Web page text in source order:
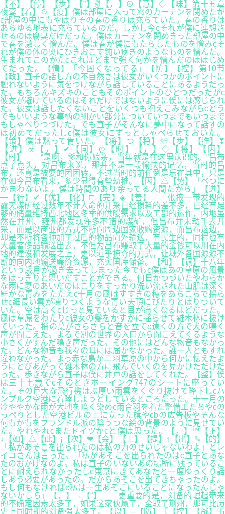
【不】【停】【步】【”】✌【，】☮【意】◇【味】第十五章
夜莺【着】☉【疫】僕は部屋に入って窓のカーテンを閉めたが
c部屋の中にもやはりその春の香りは充ちていた。春の香りは
あらゆる地表に充ちているのだ。しかし今cそれが僕に連想さ
せるのは腐臭だけだった。僕はカーテンを閉めきった部屋の中
で春を激しく憎んだ。僕は春が僕にもたらしたものを憎みcそ
れが僕の体の奥にひきおこす鈍い疼きのようなものを憎んだ。
生まれてこのかたcこれほどまで強く何かを憎んだのははじめ
てだった。【情】「今固くなってる」【防】【控】第10节
【政】直子の話し方の不自然さは彼女がいくつかのポイントに
触れないように気をつけながら話していることにあるようだっ
た。もちろんキズキのこともそのポイントのひとつだったがc
彼女が避けているのはそれだけではないように僕には感じられ
た。彼女は話したくないことをいくつも抱えこみながらcどう
でもいいような事柄の細かい部分についていつまでもいつまで
もしゃべりつづけた。でも直子がそんなに夢中になって話すの
は初めてだったしc僕は彼女にずっとしゃべらせておいた。
【策】僕は黙って肯いた。【将】つ【稳】☏【步】【推】❣
【进】☣【，】✔【同】ღ【时】【，】◇【将】【因】
【时】 “是啊，爹和你娘亲，当年就是在这里认识的。”吕布
点了点头，对吕布来说，那并不是一段愉快的记忆，当时的吕
布，还真是被耍的团团转，不过当时的前任倒是乐在其中，只是
在如今吕布看来，多少显得有些幼稚。【因】△【势】「べつに
かまわないよ。僕は時間のあり余ってる人間だから」【进】
━【行】✔【优】【化】□【完】◈【善】 张掖一带发现的
露天煤矿经过数年不计人命的开采已经损耗的差不多，已经有足
够的储量维持西北地区冬季的供暖需求以及工部的运作，内地虽
然在并州、雍州都发现许多不错的煤矿，但吕布并未动手去开
采，而是以商业的方式不断向周边国家收购资源，而吕布这边，
却是不断将各种加工过后的物品向外输送，有民生的，同样也有
大量奢侈品输送出去，不但为吕布赚取了大量的金钱可以用在内
地的建设和发展之上，更以近乎掠夺的方式，让域外各国源源不
断的向内地输送廉价资源，充实国库储备。【和】【调】十八年
という歳月が過ぎ去ってしまった今でもc僕はあの草原の風景
をはっきりと思いだすことができる。何日かつづいたやわらか
な雨に夏のあいだのほこりをすっかり洗い流された山肌は深く
鮮かな青みをたたえc十月の風はすすきの穂をあちこちで揺ら
せc細長い雲が凍りつくような青い天頂にぴたりとはりついて
いた。空は高くcじっと見ていると目が痛くなるほどだった。
風は草原をわたりc彼女の髪をかすかに揺らせて雑木林に抜け
ていった。梢の葉がさらさらと音を立てc遠くの方で犬の鳴く
声が聞こえた。まるで別の世界の入口から聞こえてくるような
小さくかすんだ鳴き声だった。その他にはどんな物音もなかっ
た。どんな物音も我々の耳には届かなかった。誰一人ともすれ
違わなかった。まっ赤な鳥が二羽草原の中から何かに怯えたよ
うにとびあがって雑木林の方に飛んでいくのを見かけただけだ
った。歩きながら直子は僕に井戸の話をしてくれた。【整】僕
は三十七歳でcそのときボーイング747のシートに座ってい
た。その巨大な飛行機はぶ厚い雨雲をくぐり抜けて降下しcハ
ンブルク空港に着陸しようとしているところだった。十一月の
冷ややかな雨が大地を暗く染めc雨合羽を着た整備工たちやcの
っぺりとした空港ビルの上に立った旗やcbの広告板やそんな
何もかもをフランドル派の陰うつな絵の背景のように見せてい
た。やれやれcまたドイツかcと僕は思った。【。】™【正】
↓【如】△【此】¡【次】❤【会】【上】【提】↑【出】✎【的】
「私があそこを出られたのは私の力のせいじゃないわよ」とレ
イコさんは言った。「私があそこを出られたのはc直子とあな
たのおかげなのよ。私は直子のいないあの場所に残っているこ
とに耐えられなかったしc東京にきてあなたと一度ゆっくり話
しあう必要があったの。だからあそこを出てきちゃったのよ。
もし何もなければc私は一生あそこにいることになったんじゃ
ないかしら」【，】→【“】 更重要的是，刘备的崛起带来
的不确定因素太多了，如果这家伙赢了，全取了荆州，那可比历
史上同时期的刘备强太多了。【以】─【防】〖【控】【战】卐